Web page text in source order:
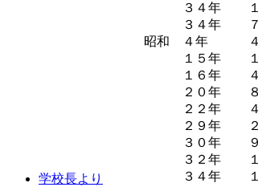
学校長より
３４年
３４年
昭和 ４年
１５年
１６年
２０年
２２年
２９年
３０年
３２年
３４年